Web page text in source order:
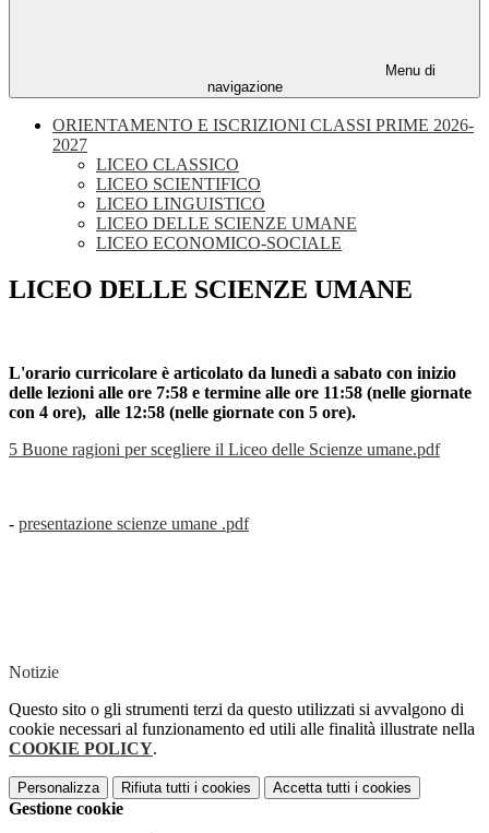
Menu di
navigazione
ORIENTAMENTO E ISCRIZIONI CLASSI PRIME 2026-
2027
LICEO CLASSICO
LICEO SCIENTIFICO
LICEO LINGUISTICO
LICEO DELLE SCIENZE UMANE
LICEO ECONOMICO-SOCIALE
LICEO DELLE SCIENZE UMANE
L'orario curricolare è articolato da lunedì a sabato con inizio
delle lezioni alle ore 7:58 e termine alle ore 11:58 (nelle giornate
con 4 ore), alle 12:58 (nelle giornate con 5 ore).
5 Buone ragioni per scegliere il Liceo delle Scienze umane.pdf
- presentazione scienze umane .pdf
Notizie
Questo sito o gli strumenti terzi da questo utilizzati si avvalgono di
cookie necessari al funzionamento ed utili alle finalità illustrate nella
COOKIE POLICY.
Personalizza Rifiuta tutti i cookies Accetta tutti i cookies
Gestione cookie